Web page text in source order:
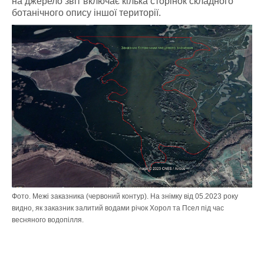
ботанічного опису іншої території.
Фото. Межі заказника (червоний контур). На знімку від 05.2023 року
видно, як заказник залитий водами річок Хорол та Псел під час
весняного водопілля.